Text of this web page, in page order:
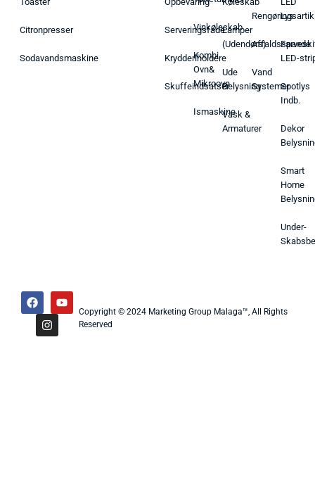
Citronpresser
Sodavandsmaskine
Serveringsfade
Krydderiholdere
Skuffeindsatser
Vinkøleskab
Kombi
Ovn&
Mikroovn
Ismaskine
Lamper
(Udendørs)
Ude
Belysning
Vask &
Armaturer
Affaldsspande
Vand
Systemer
Lys
LED-
Spotlys
Indb.
Dekor
Smart
Home
Under-
Copyright © 2024 Marketing Group Malaga™, All Rights
Reserved